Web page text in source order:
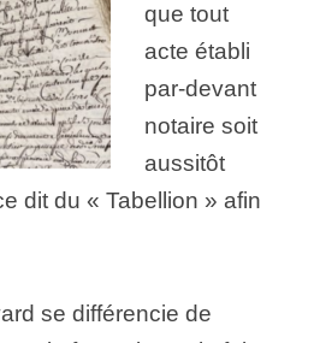
que tout
acte établi
par-devant
notaire soit
aussitôt
dit du « Tabellion » afin
se différencie de